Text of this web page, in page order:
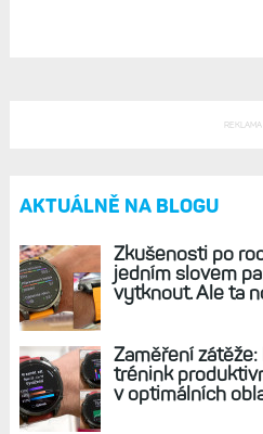
a metody trasování,